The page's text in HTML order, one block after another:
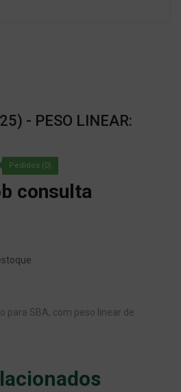
- PESO LINEAR:
Pedidos (0)
consulta
para SBA, com peso linear de